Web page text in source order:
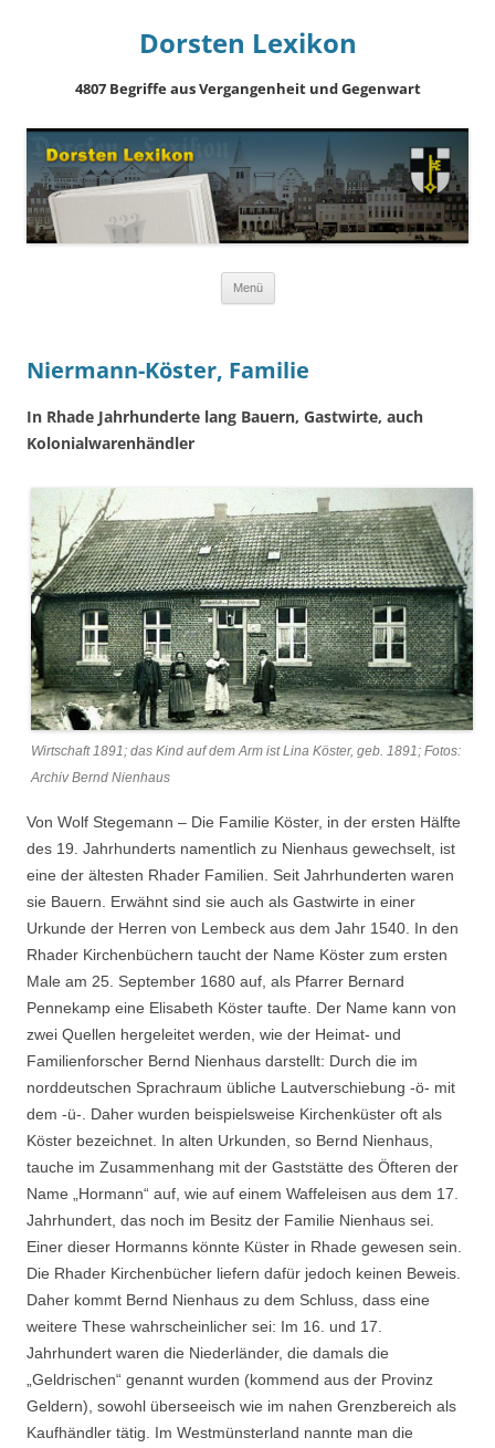
Dorsten Lexikon
4807 Begriffe aus Vergangenheit und Gegenwart
Menü
Niermann-Köster, Familie
In Rhade Jahrhunderte lang Bauern, Gastwirte, auch
Kolonialwarenhändler
Wirtschaft 1891; das Kind auf dem Arm ist Lina Köster, geb. 1891; Fotos:
Archiv Bernd Nienhaus
Von Wolf Stegemann – Die Familie Köster, in der ersten Hälfte
des 19. Jahrhunderts namentlich zu Nienhaus gewechselt, ist
eine der ältesten Rhader Familien. Seit Jahrhunderten waren
sie Bauern. Erwähnt sind sie auch als Gastwirte in einer
Urkunde der Herren von Lembeck aus dem Jahr 1540. In den
Rhader Kirchenbüchern taucht der Name Köster zum ersten
Male am 25. September 1680 auf, als Pfarrer Bernard
Pennekamp eine Elisabeth Köster taufte. Der Name kann von
zwei Quellen hergeleitet werden, wie der Heimat- und
Familienforscher Bernd Nienhaus darstellt: Durch die im
norddeutschen Sprachraum übliche Lautverschiebung -ö- mit
dem -ü-. Daher wurden beispielsweise Kirchenküster oft als
Köster bezeichnet. In alten Urkunden, so Bernd Nienhaus,
tauche im Zusammenhang mit der Gaststätte des Öfteren der
Name „Hormann“ auf, wie auf einem Waffeleisen aus dem 17.
Jahrhundert, das noch im Besitz der Familie Nienhaus sei.
Einer dieser Hormanns könnte Küster in Rhade gewesen sein.
Die Rhader Kirchenbücher liefern dafür jedoch keinen Beweis.
Daher kommt Bernd Nienhaus zu dem Schluss, dass eine
weitere These wahrscheinlicher sei: Im 16. und 17.
Jahrhundert waren die Niederländer, die damals die
„Geldrischen“ genannt wurden (kommend aus der Provinz
Geldern), sowohl überseeisch wie im nahen Grenzbereich als
Kaufhändler tätig. Im Westmünsterland nannte man die